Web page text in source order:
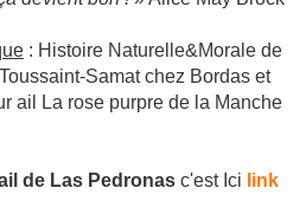
: Histoire Naturelle&Morale de
Samat chez Bordas et
ail La rose purpre de la Manche
de Las Pedronas c'est Ici link